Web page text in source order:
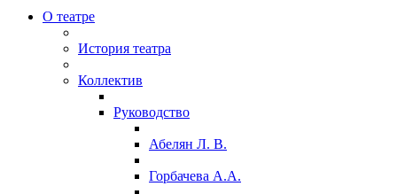
О театре
История театра
Коллектив
Руководство
Абелян Л. В.
Горбачева А.А.